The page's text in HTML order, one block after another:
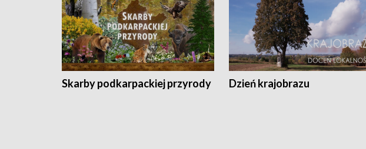
Skarby podkarpackiej przyrody Dzień krajobrazu